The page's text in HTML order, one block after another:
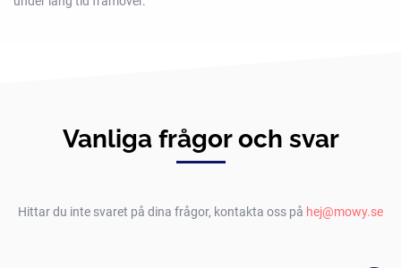
Vanliga frågor och svar
Hittar du inte svaret på dina frågor, kontakta oss på hej@mowy.se